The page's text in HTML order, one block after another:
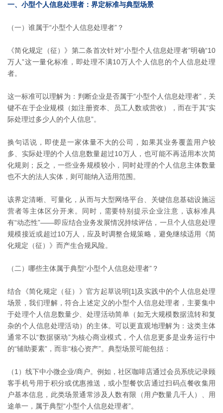
一、小型个人信息处理者：界定标准与典型场景
（一）谁属于“小型个人信息处理者”？
《简化规定（征）》第二条首次针对“小型个人信息处理者”明确“10
万人”这一量化标准，即处理不满10万人个人信息的个人信息处理
者。
这一标准可以理解为：判断企业是否属于“小型个人信息处理者”，关
键不在于企业规模（如注册资本、员工人数或营收），而在于其“实
际处理过多少人的个人信息”。
换句话说，即使是一家体量不大的公司，如果其业务覆盖用户较
多、实际处理的个人信息数量超过10万人，也可能不再适用本次简
化规则；反之，一些业务规模较小，同时处理的个人信息主体数量
也不大的法人实体，则可能纳入适用范围。
该界定清晰、可量化，从而与大型网络平台、关键信息基础设施运
营者等主体区分开来。同时，需要特别提示企业注意，该标准具
有“动态性”——即应结合业务发展情况持续评估，一旦个人信息处理
规模接近或超过10万人，应及时调整合规策略，避免继续适用《简
化规定（征）》而产生合规风险。
（二）哪些主体属于典型“小型个人信息处理者”？
结合《简化规定（征）》官方起草说明[1]及实践中的个人信息处理
场景，我们理解，符合上述定义的小型个人信息处理者，主要集中
于处理个人信息数量少、处理活动简单（如无大规模数据流转和复
杂的个人信息处理活动）的主体。可以更直观地理解为：这类主体
通常不以“数据驱动”为核心商业模式，个人信息更多是业务运行中
的“辅助要素”，而非“核心资产”。典型场景可能包括：
（1）线下中小微企业/商户。例如，社区咖啡店通过会员系统记录顾
客手机号用于积分或优惠推送，或小型餐饮店通过扫码点餐收集用
户基本信息，此类场景通常涉及人数有限（用户数量几千人）、用
途单一，属于典型“小型个人信息处理者”。